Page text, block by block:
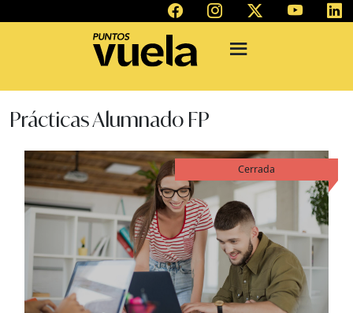
Prácticas Alumnado FP
Cerrada